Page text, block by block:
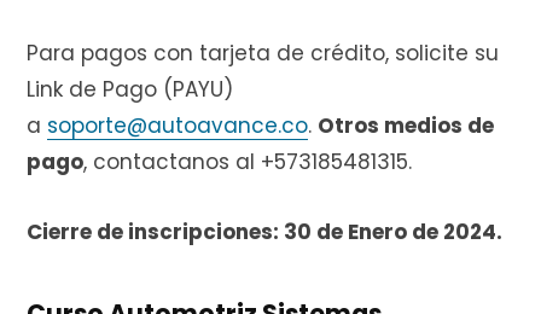
Para pagos con tarjeta de crédito, solicite su
Link de Pago (PAYU)
a soporte@autoavance.co. Otros medios de
pago, contactanos al +573185481315.
Cierre de inscripciones: 30 de Enero de 2024.